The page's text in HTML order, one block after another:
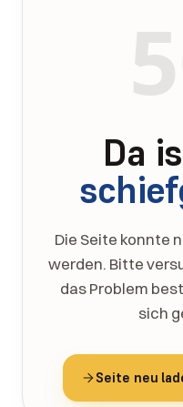
Da
Die Seite konnte
werden. Bitte
das Problem
sich
Seite neu